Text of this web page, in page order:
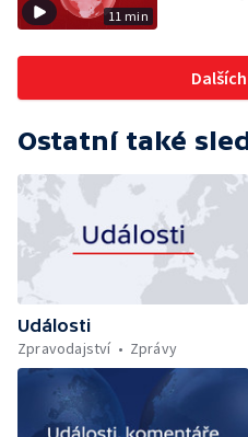
11 min
Ostatní také
Události
Zpravodajství
Zprávy